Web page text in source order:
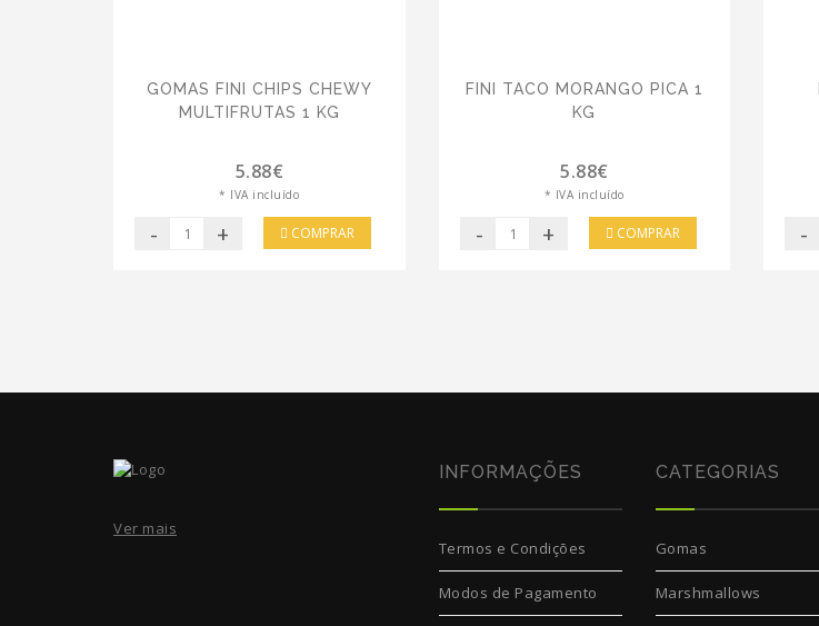
GOMAS FINI CHIPS CHEWY
MULTIFRUTAS 1 KG
5.88€
* IVA incluído
- + COMPRAR
FINI TACO MORANGO PICA 1
KG
5.88€
* IVA incluído
- + COMPRAR -
Ver mais
INFORMAÇÕES
Termos e Condições
Modos de Pagamento
CATEGORIAS
Gomas
Marshmallows